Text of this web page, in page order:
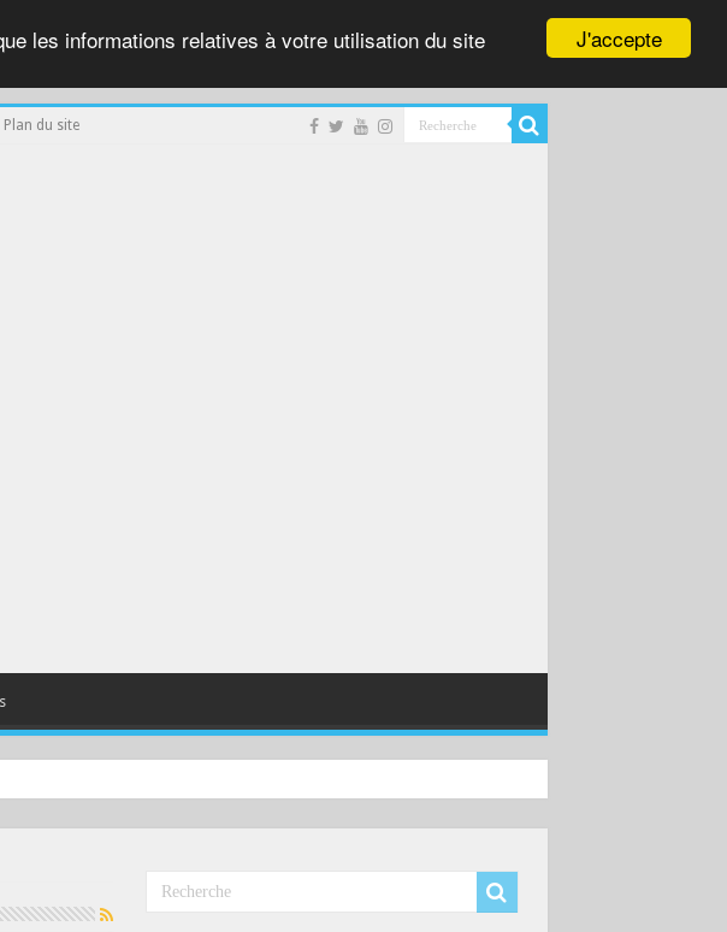
J'accepte
les informations relatives à votre utilisation du site
Plan du site